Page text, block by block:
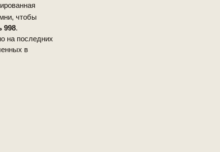
чтобы
998.
на последних
в